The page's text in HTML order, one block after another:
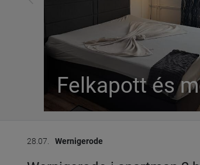
Felkapott és
28.07. Wernigerode